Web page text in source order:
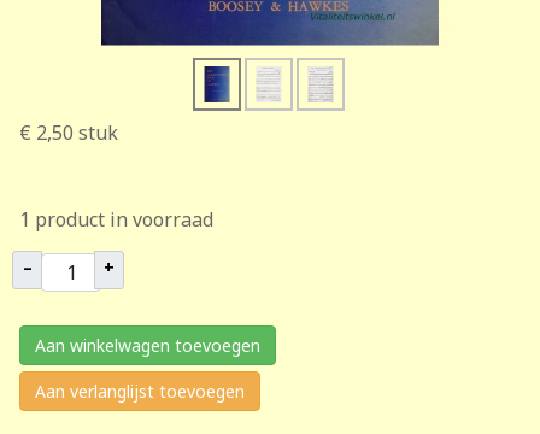
€ 2,50 stuk
1 product in voorraad
– +
Aan winkelwagen toevoegen
Aan verlanglijst toevoegen